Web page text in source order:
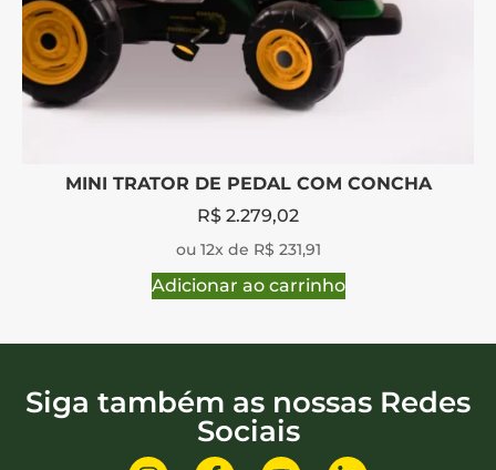
MINI TRATOR DE PEDAL COM CONCHA
R$ 2.279,02
ou 12x de R$ 231,91
Adicionar ao carrinho
Siga também as nossas Redes
Sociais